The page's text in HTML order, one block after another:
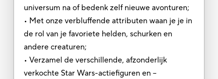
universum na of bedenk zelf nieuwe avonturen;
• Met onze verbluffende attributen waan je je in
de rol van je favoriete helden, schurken en
andere creaturen;
• Verzamel de verschillende, afzonderlijk
verkochte Star Wars-actiefiguren en –